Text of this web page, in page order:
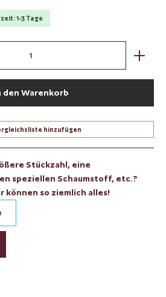
1-3 Tage
den gewünschten Wert ein oder
den Warenkorb
hinzufügen
Stückzahl, eine
speziellen Schaumstoff, etc.?
können so ziemlich alles!